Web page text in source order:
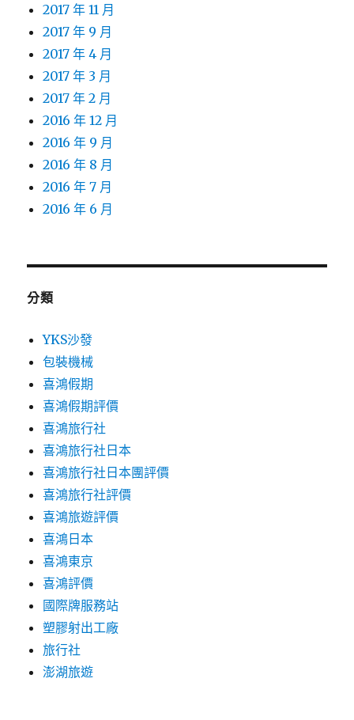
2017 年 11 月
2017 年 9 月
2017 年 4 月
2017 年 3 月
2017 年 2 月
2016 年 12 月
2016 年 9 月
2016 年 8 月
2016 年 7 月
2016 年 6 月
分類
YKS沙發
包裝機械
喜鴻假期
喜鴻假期評價
喜鴻旅行社
喜鴻旅行社日本
喜鴻旅行社日本團評價
喜鴻旅行社評價
喜鴻旅遊評價
喜鴻日本
喜鴻東京
喜鴻評價
國際牌服務站
塑膠射出工廠
旅行社
澎湖旅遊